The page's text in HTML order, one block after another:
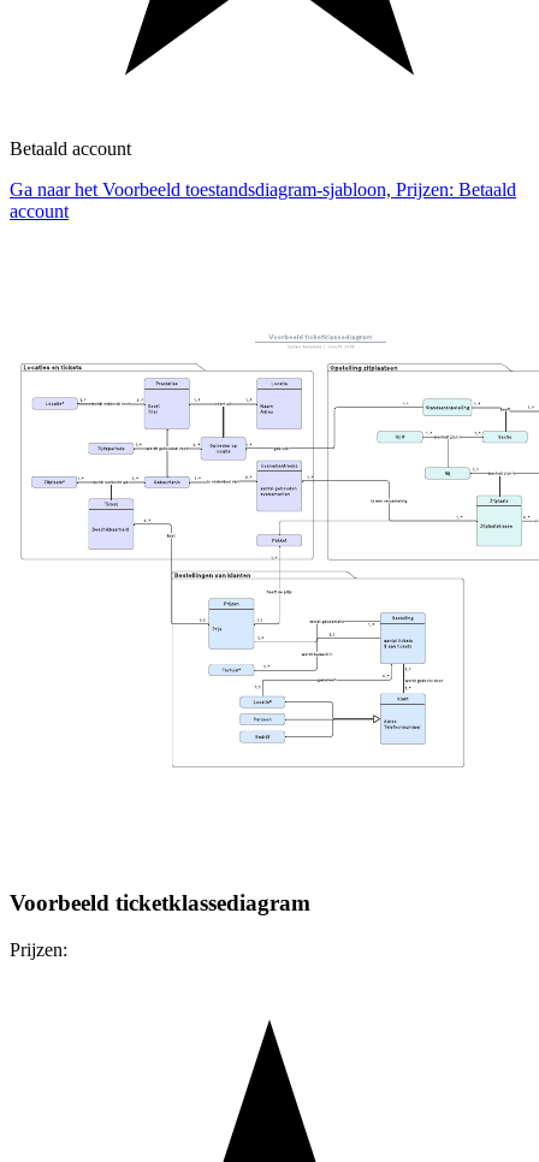
Betaald account
Ga naar het Voorbeeld toestandsdiagram-sjabloon, Prijzen: Betaald
account
Voorbeeld ticketklassediagram
Prijzen: